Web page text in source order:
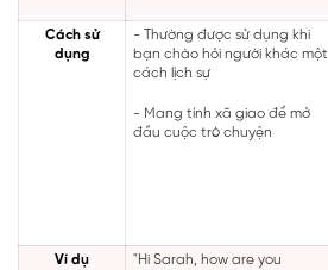
Cách sử
dụng
- Thường được sử dụng khi
bạn chào hỏi người khác một
cách lịch sự
- Mang tính xã giao để mở
đầu cuộc trò chuyện
Ví dụ
"Hi Sarah, how are you